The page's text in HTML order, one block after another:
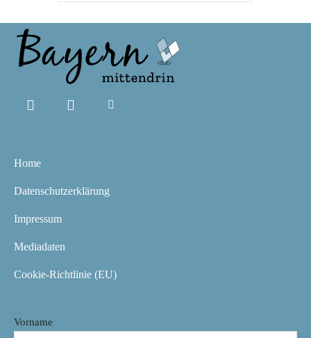
Home
Datenschutzerklärung
Impressum
Mediadaten
Cookie-Richtlinie (EU)
Vorname